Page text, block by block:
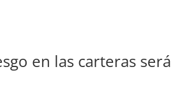
en las carteras será